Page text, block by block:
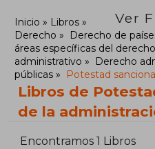
Ver
Inicio
Libros
Derecho
Derecho de
áreas específicas del derecho
administrativo
Derecho
públicas
Potestad
Libros de
de la
Encontramos 1 Libros